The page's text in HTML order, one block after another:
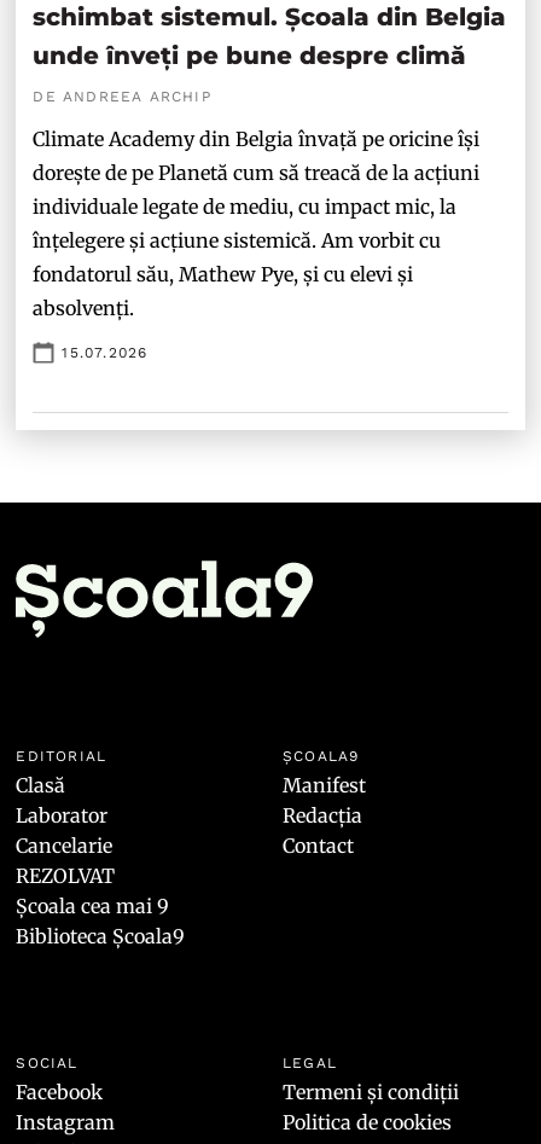
schimbat sistemul. Școala din Belgia
unde înveți pe bune despre climă
DE ANDREEA ARCHIP
Climate Academy din Belgia învață pe oricine își
dorește de pe Planetă cum să treacă de la acțiuni
individuale legate de mediu, cu impact mic, la
înțelegere și acțiune sistemică. Am vorbit cu
fondatorul său, Mathew Pye, și cu elevi și
absolvenți.
15.07.2026
EDITORIAL
Clasă
Laborator
Cancelarie
REZOLVAT
Școala cea mai 9
Biblioteca Școala9
ȘCOALA9
Manifest
Redacția
Contact
SOCIAL
Facebook
Instagram
LEGAL
Termeni și condiții
Politica de cookies